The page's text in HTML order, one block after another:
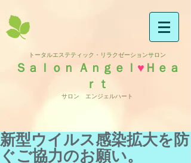
トータルエステティック・リラクゼーションサロン
Ｓａｌｏｎ Ａｎｇｅｌ ♥ Ｈｅａ
ｒｔ
サロン エンジェルハート
新型ウイルス感染拡大を防
ぐご協力のお願い。